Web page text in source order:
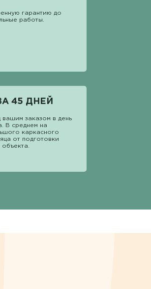
гарантию до
работы.
45 ДНЕЙ
вашим заказом в день
В среднем на
каркасного
от подготовки